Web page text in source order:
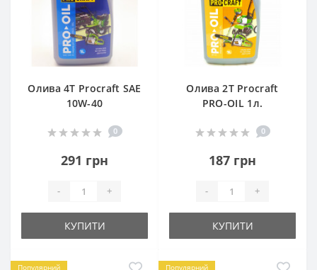
Олива 4Т Procraft SAE
10W-40
0
291 грн
- +
КУПИТИ
Олива 2Т Procraft
PRO-OIL 1л.
0
187 грн
- +
КУПИТИ
Популярний Популярний